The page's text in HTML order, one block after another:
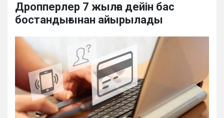
Дропперлер 7 жылға дейін бас
бостандығынан айырылады